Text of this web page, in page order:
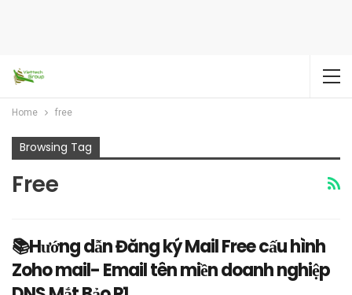
Home free
Browsing Tag
Free
📚Hướng dẫn Đăng ký Mail Free cấu hình
Zoho mail- Email tên miền doanh nghiệp